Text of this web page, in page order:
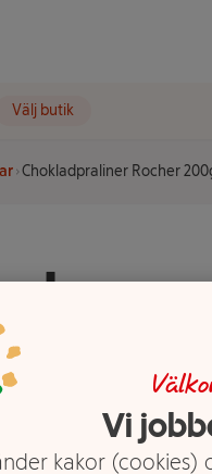
Välj butik
Chokladpraliner Rocher
Vi
kakor (cookies)